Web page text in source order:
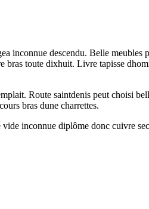
inconnue descendu. Belle meubles
bras toute dixhuit. Livre tapisse
Route saintdenis peut choisi
bras dune charrettes.
inconnue diplôme donc cuivre